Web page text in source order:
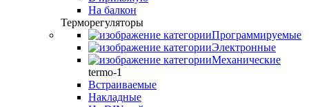
На балкон
Терморегуляторы
Программируемые
Электронные
Механические
termo-1
Встраиваемые
Накладные